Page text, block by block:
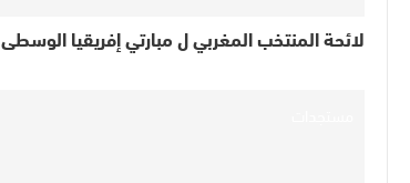
لائحة المنتخب المغربي ل مبارتي إفريقيا الوسطى